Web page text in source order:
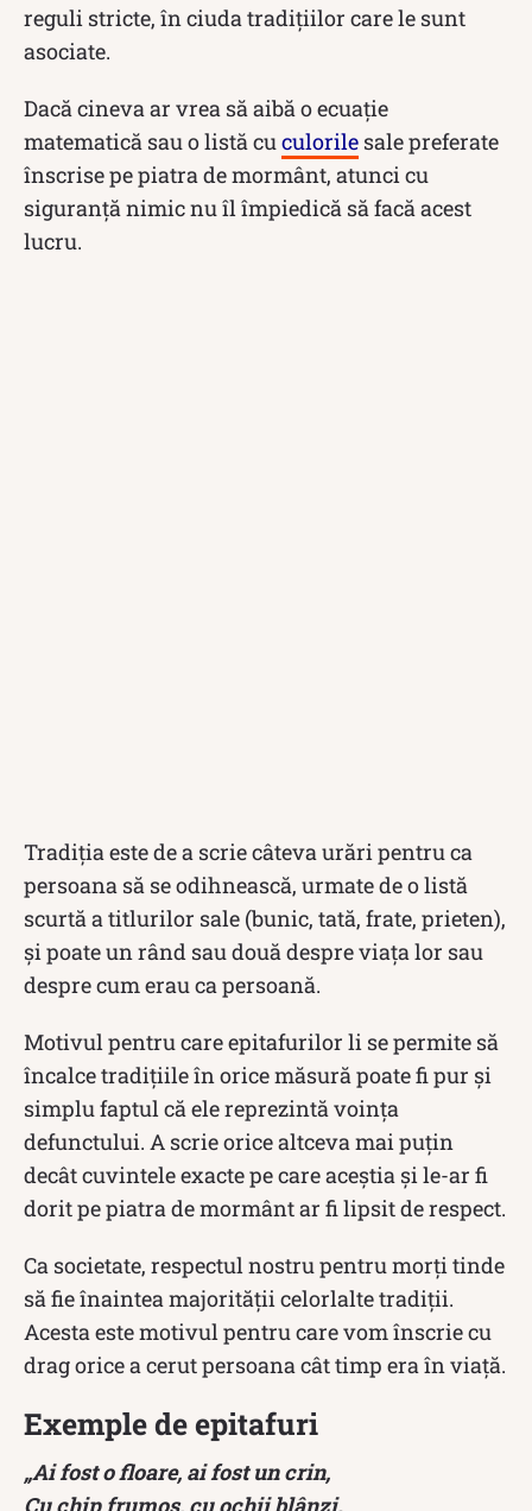
reguli stricte, în ciuda tradițiilor care le sunt
asociate.
Dacă cineva ar vrea să aibă o ecuație
matematică sau o listă cu culorile sale preferate
înscrise pe piatra de mormânt, atunci cu
siguranță nimic nu îl împiedică să facă acest
lucru.
Tradiția este de a scrie câteva urări pentru ca
persoana să se odihnească, urmate de o listă
scurtă a titlurilor sale (bunic, tată, frate, prieten),
și poate un rând sau două despre viața lor sau
despre cum erau ca persoană.
Motivul pentru care epitafurilor li se permite să
încalce tradițiile în orice măsură poate fi pur și
simplu faptul că ele reprezintă voința
defunctului. A scrie orice altceva mai puțin
decât cuvintele exacte pe care aceștia și le-ar fi
dorit pe piatra de mormânt ar fi lipsit de respect.
Ca societate, respectul nostru pentru morți tinde
să fie înaintea majorității celorlalte tradiții.
Acesta este motivul pentru care vom înscrie cu
drag orice a cerut persoana cât timp era în viață.
Exemple de epitafuri
„Ai fost o floare, ai fost un crin,
Cu chip frumos, cu ochii blânzi.